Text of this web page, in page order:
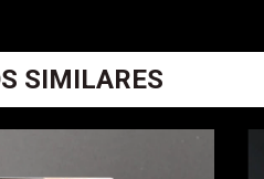
SIMILARES